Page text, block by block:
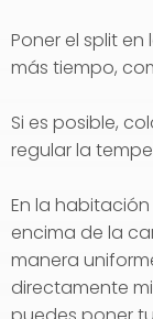
Poner el split
más tiempo,
Si es posible,
regular la
En la
encima de la
manera
directamente